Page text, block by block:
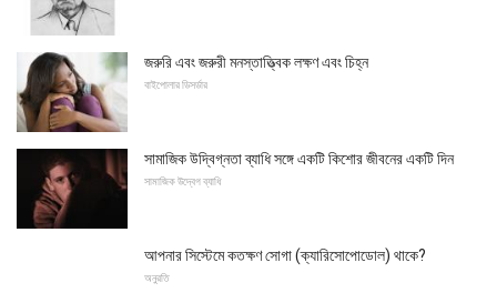
জরুরি এবং জরুরী মনস্তাত্ত্বিক লক্ষণ এবং চিহ্ন
বাইপোলার ডিসর্ডার
সামাজিক উদ্বিগ্নতা ব্যাধি সঙ্গে একটি কিশোর জীবনের একটি দিন
সামাজিক উদ্বেগ ব্যাধি
আপনার সিস্টেমে কতক্ষণ সোগা (ক্যারিসোপোডোল) থাকে?
অনুরতি